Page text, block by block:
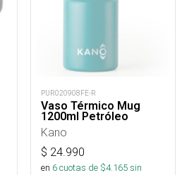
PUR020908FE-R
Vaso Térmico Mug
1200ml Petróleo
Kano
$ 24.990
en 6cuotas de $4.165sin